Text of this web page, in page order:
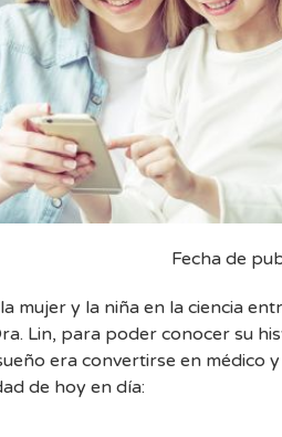
Fecha de
mujer y la niña en la ciencia
Lin, para poder conocer su
era convertirse en médico
de hoy en día: